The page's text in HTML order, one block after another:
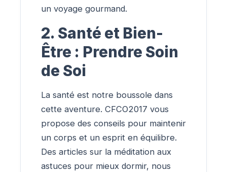
un voyage gourmand.
2. Santé et Bien-
Être : Prendre Soin
de Soi
La santé est notre boussole dans
cette aventure. CFCO2017 vous
propose des conseils pour maintenir
un corps et un esprit en équilibre.
Des articles sur la méditation aux
astuces pour mieux dormir, nous